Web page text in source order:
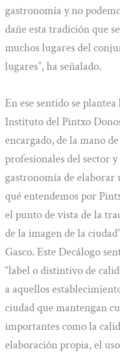
gastronomía y no
dañe esta tradición que
muchos lugares del
lugares”, ha señalado.
En ese sentido se
Instituto del Pintxo
encargado, de la mano
profesionales del sector
gastronomía de elaborar
qué entendemos por
el punto de vista de la
de la imagen de la
Gasco. Este Decálogo
“label o distintivo de
a aquellos
ciudad que mantengan
importantes como la
elaboración propia, el